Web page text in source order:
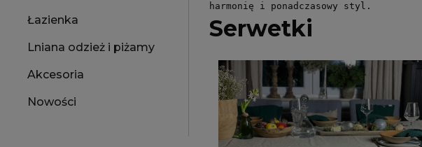
Łazienka
Lniana odzież i piżamy
Akcesoria
Nowości
harmonię i ponadczasowy styl.
Serwetki